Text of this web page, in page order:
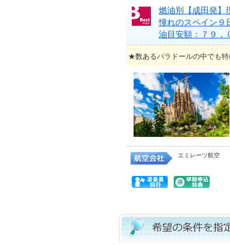
燃油別【成田発
憧れのスペイン
油目安額：７９，
★数あるパラドールの中でも特
エミレーツ航空